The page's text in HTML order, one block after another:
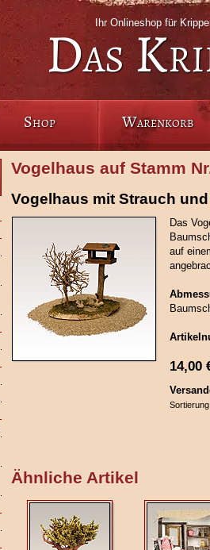
Ihr Onlineshop für
Das
Shop Warenkorb
Vogelhaus auf Stamm
Vogelhaus mit Strauch
Das
auf
14,00
Ähnliche Artikel